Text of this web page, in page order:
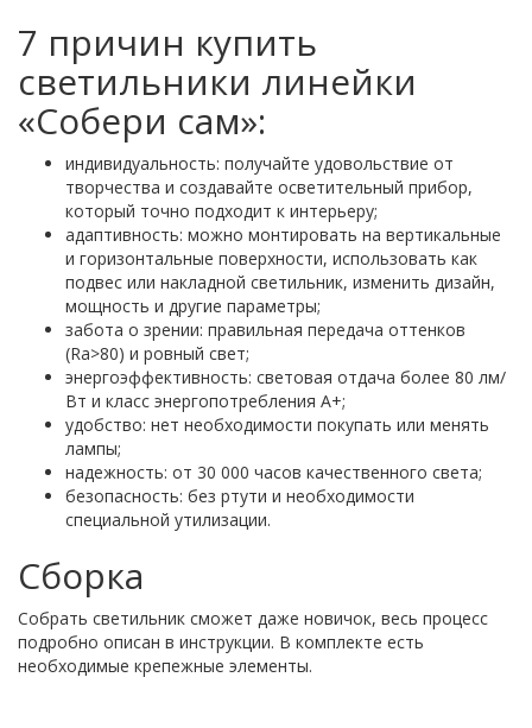
7 причин купить
светильники линейки
«Собери сам»:
индивидуальность: получайте удовольствие от
творчества и создавайте осветительный прибор,
который точно подходит к интерьеру;
адаптивность: можно монтировать на вертикальные
и горизонтальные поверхности, использовать как
подвес или накладной светильник, изменить дизайн,
мощность и другие параметры;
забота о зрении: правильная передача оттенков
(Ra>80) и ровный свет;
энергоэффективность: световая отдача более 80 лм/
Вт и класс энергопотребления А+;
удобство: нет необходимости покупать или менять
лампы;
надежность: от 30 000 часов качественного света;
безопасность: без ртути и необходимости
специальной утилизации.
Сборка
Собрать светильник сможет даже новичок, весь процесс
подробно описан в инструкции. В комплекте есть
необходимые крепежные элементы.